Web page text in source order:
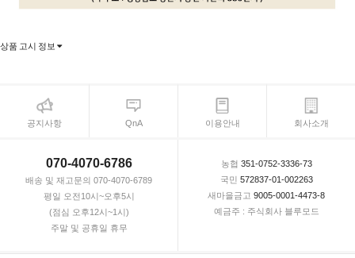
상품 고시 정보
공지사항 QnA 이용안내 회사소개
070-4070-6786
배송 및 재고문의 070-4070-6789
평일 오전10시~오후5시
(점심 오후12시~1시)
주말 및 공휴일 휴무
농협 351-0752-3336-73
국민 572837-01-002263
새마을금고 9005-0001-4473-8
예금주 : 주식회사 블루모드